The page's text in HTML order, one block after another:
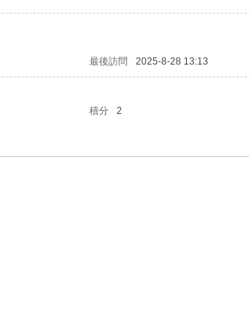
最後訪問 2025-8-28 13:13
積分 2